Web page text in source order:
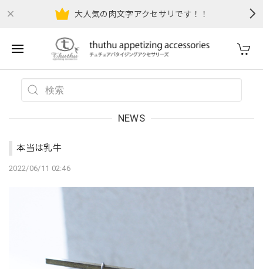
大人気の肉文字アクセサリです！！
NEWS
本当は乳牛
2022/06/11 02:46